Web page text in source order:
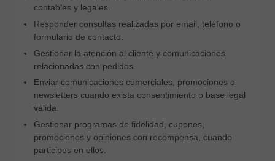
contables y legales.
Responder consultas realizadas por email, teléfono o
formulario de contacto.
Gestionar la atención al cliente y comunicaciones
relacionadas con pedidos.
Enviar comunicaciones comerciales, promociones o
newsletters cuando exista consentimiento o base legal
válida.
Gestionar programas de fidelidad, cupones,
promociones y opiniones con recompensa, cuando
participes en ellos.